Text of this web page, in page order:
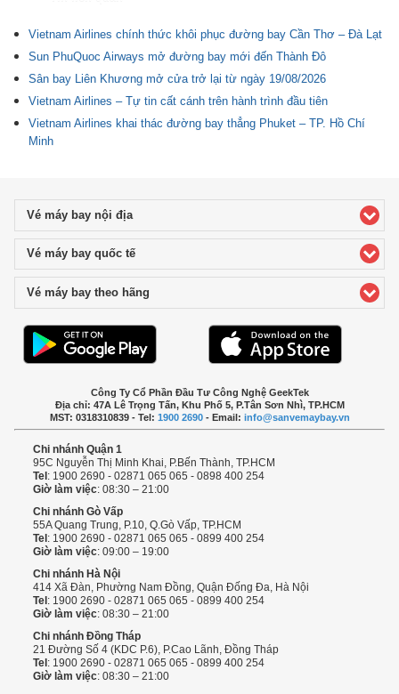
Vietnam Airlines chính thức khôi phục đường bay Cần Thơ – Đà Lạt
Sun PhuQuoc Airways mở đường bay mới đến Thành Đô
Sân bay Liên Khương mở cửa trở lại từ ngày 19/08/2026
Vietnam Airlines – Tự tin cất cánh trên hành trình đầu tiên
Vietnam Airlines khai thác đường bay thẳng Phuket – TP. Hồ Chí
Minh
Vé máy bay nội địaclick to expand contents
Vé máy bay quốc tếclick to expand contents
Vé máy bay theo hãng
Công Ty Cổ Phần Đầu Tư Công Nghệ GeekTek
Địa chỉ: 47A Lê Trọng Tấn, Khu Phố 5, P.Tân Sơn Nhì, TP.HCM
MST: 0318310839 - Tel: 1900 2690- Email: info@sanvemaybay.vn
Chi nhánh Quận 1
95C Nguyễn Thị Minh Khai, P.Bến Thành, TP.HCM
Tel : 1900 2690 - 02871 065 065 - 0898 400 254
Giờ làm việc: 08:30 – 21:00
Chi nhánh Gò Vấp
55A Quang Trung, P.10, Q.Gò Vấp, TP.HCM
Tel : 1900 2690 - 02871 065 065 - 0899 400 254
Giờ làm việc: 09:00 – 19:00
Chi nhánh Hà Nội
414 Xã Đàn, Phường Nam Đồng, Quận Đống Đa, Hà Nội
Tel : 1900 2690 - 02871 065 065 - 0899 400 254
Giờ làm việc: 08:30 – 21:00
Chi nhánh Đồng Tháp
21 Đường Số 4 (KDC P.6), P.Cao Lãnh, Đồng Tháp
Tel : 1900 2690 - 02871 065 065 - 0899 400 254
Giờ làm việc: 08:30 – 21:00